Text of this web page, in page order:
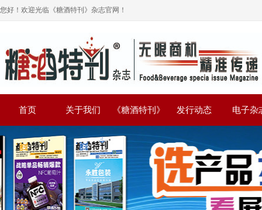
您好！欢迎光临《糖酒特刊》杂志官网！
首页 关于我们 《糖酒特刊》 发行动态 电子杂